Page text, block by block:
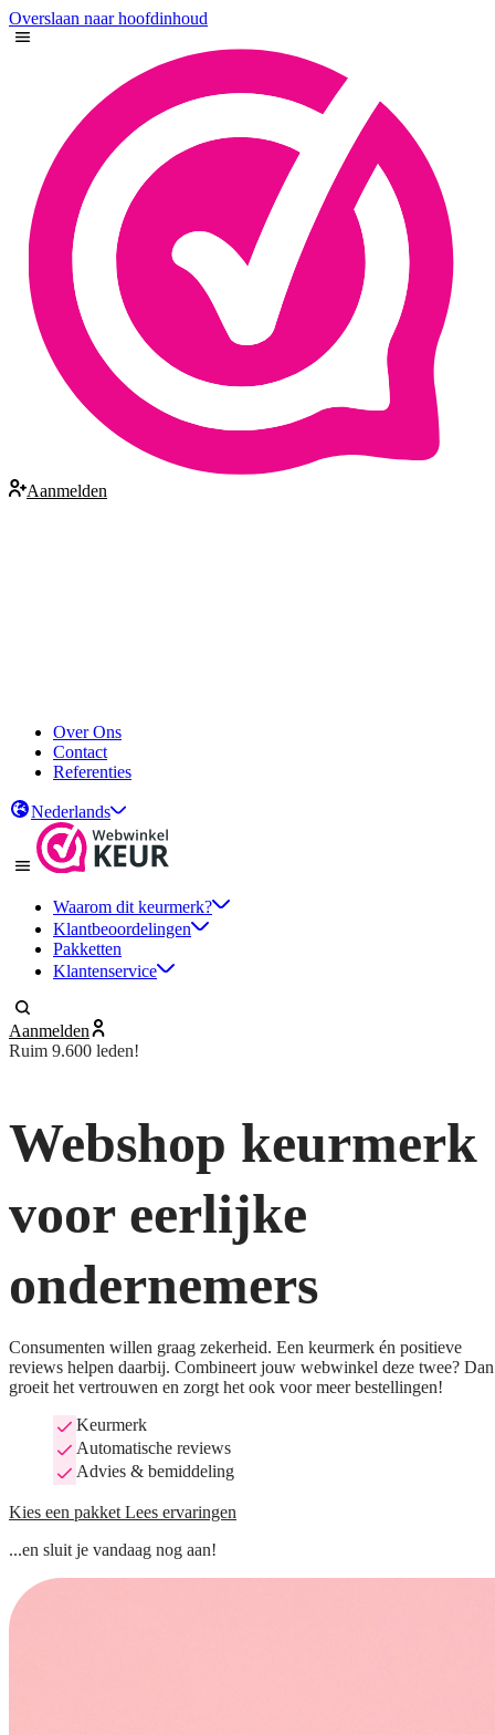
Overslaan naar hoofdinhoud
Aanmelden
Over Ons
Contact
Referenties
Nederlands
Waarom dit keurmerk?
Klantbeoordelingen
Pakketten
Klantenservice
Aanmelden
Ruim 9.600 leden!
Webshop keurmerk
voor eerlijke
ondernemers
Consumenten willen graag zekerheid. Een keurmerk én positieve
reviews helpen daarbij. Combineert jouw webwinkel deze twee? Dan
groeit het vertrouwen en zorgt het ook voor meer bestellingen!
Keurmerk
Automatische reviews
Advies & bemiddeling
Kies een pakket Lees ervaringen
...en sluit je vandaag nog aan!